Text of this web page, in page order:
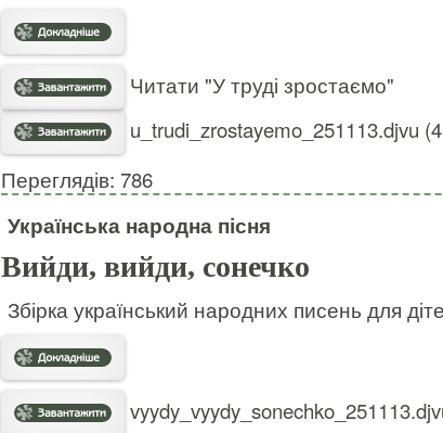
Читати "У труді зростаємо"
u_trudi_zrostayemo_251113.djvu
Переглядів: 786
Українська народна пісня
Вийди, вийди, сонечко
Збірка український народних писень для